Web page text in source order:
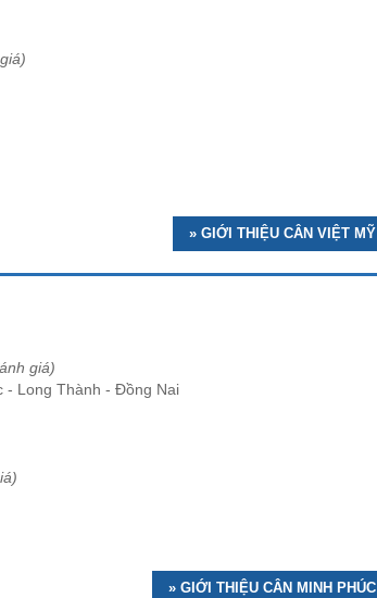
» GIỚI THIỆU CÂN VIỆT MỸ
giá)
- Long Thành - Đồng Nai
» GIỚI THIỆU CÂN MINH PHÚC